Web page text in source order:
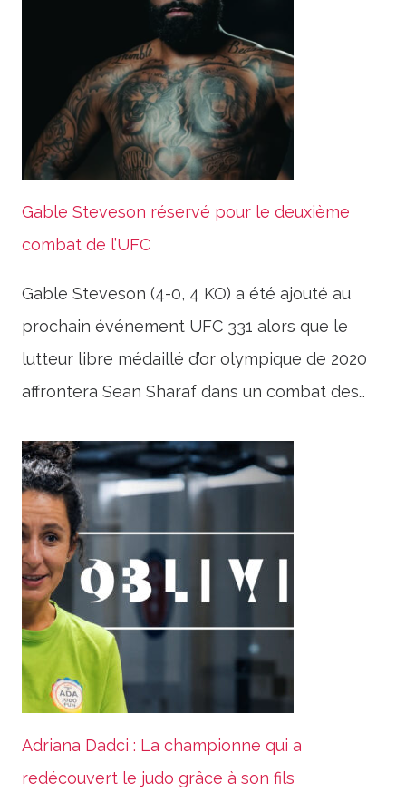
Gable Steveson réservé pour le deuxième
combat de l’UFC
Gable Steveson (4-0, 4 KO) a été ajouté au
prochain événement UFC 331 alors que le
lutteur libre médaillé d’or olympique de 2020
affrontera Sean Sharaf dans un combat des…
Adriana Dadci : La championne qui a
redécouvert le judo grâce à son fils